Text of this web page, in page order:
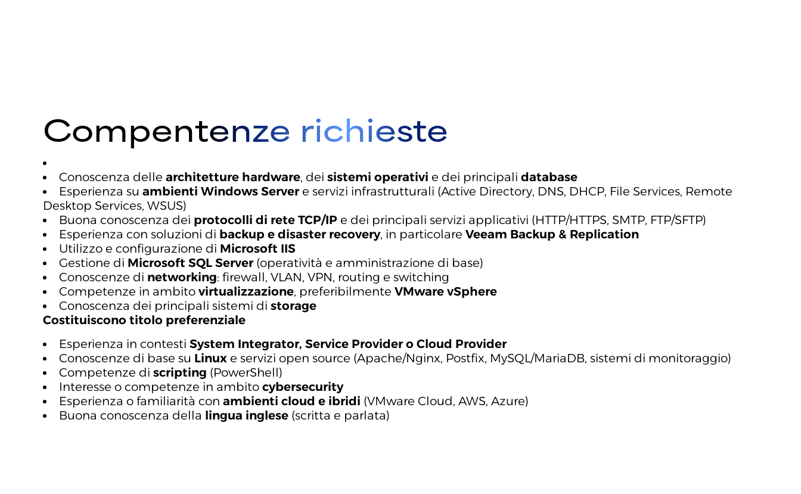
Compentenze richieste
Conoscenza delle architetture hardware, dei sistemi operativi e dei principali database
Esperienza su ambienti Windows Servere servizi infrastrutturali (Active Directory, DNS, DHCP, File Services, Remote
Desktop Services, WSUS)
Buona conoscenza dei protocolli di rete TCP/IP e dei principali servizi applicativi (HTTP/HTTPS, SMTP, FTP/SFTP)
Esperienza con soluzioni di backup e disaster recovery, in particolare Veeam Backup & Replication
Utilizzo e configurazione di Microsoft IIS
Gestione di Microsoft SQL Server(operatività e amministrazione di base)
Conoscenze di networking: firewall, VLAN, VPN, routing e switching
Competenze in ambito virtualizzazione, preferibilmente VMware vSphere
Conoscenza dei principali sistemi di storage
Costituiscono titolo preferenziale
Esperienza in contesti System Integrator, Service Provider o Cloud Provider
Conoscenze di base su Linux e servizi open source (Apache/Nginx, Postfix, MySQL/MariaDB, sistemi di monitoraggio)
Competenze di scripting (PowerShell)
Interesse o competenze in ambito cybersecurity
Esperienza o familiarità con ambienti cloud e ibridi (VMware Cloud, AWS, Azure)
Buona conoscenza della lingua inglese (scritta e parlata)